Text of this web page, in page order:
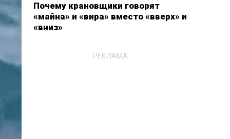
Почему крановщики говорят
«майна» и «вира» вместо «вверх» и
«вниз»
РЕКЛАМА